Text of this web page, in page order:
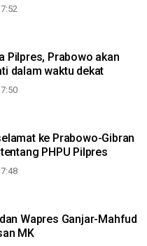
Pilpres, Prabowo akan
dalam waktu dekat
ke Prabowo-Gibran
PHPU Pilpres
Wapres Ganjar-Mahfud
MK